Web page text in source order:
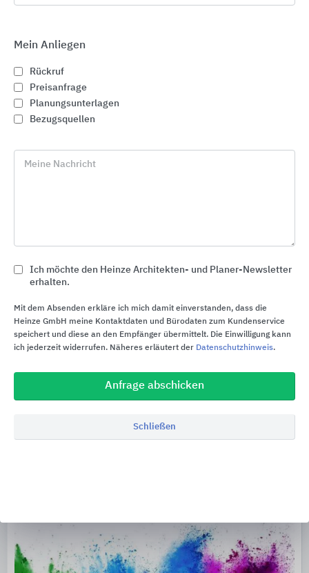
Ablauftechnik für Innen und Außen
Mein Anliegen
Rückruf
Preisanfrage
Planungsunterlagen
Bezugsquellen
Meine Nachricht
Ich möchte den Heinze Architekten- und Planer-Newsletter
erhalten.
Mit dem Absenden erkläre ich mich damit einverstanden, dass die
Heinze GmbH meine Kontaktdaten und Bürodaten zum Kundenservice
speichert und diese an den Empfänger übermittelt. Die Einwilligung kann
ich jederzeit widerrufen. Näheres erläutert der Datenschutzhinweis.
Anfrage abschicken
Schließen